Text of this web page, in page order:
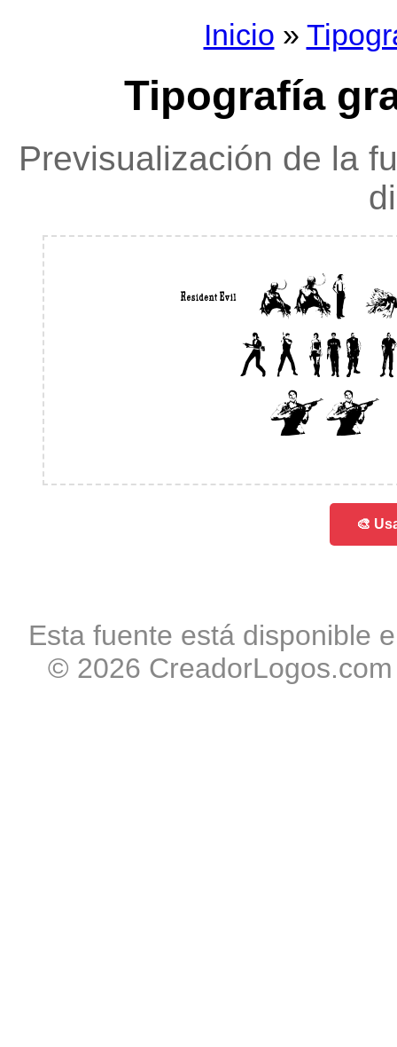
Inicio »
Tipografía
Previsualización de la
resi-
🎨
Esta fuente está disponible
© 2026